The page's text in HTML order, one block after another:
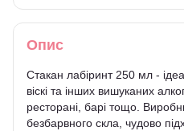
Опис
Стакан лабіринт 250 мл -
віскі та інших вишуканих
ресторані, барі тощо.
безбарвного скла, чудово